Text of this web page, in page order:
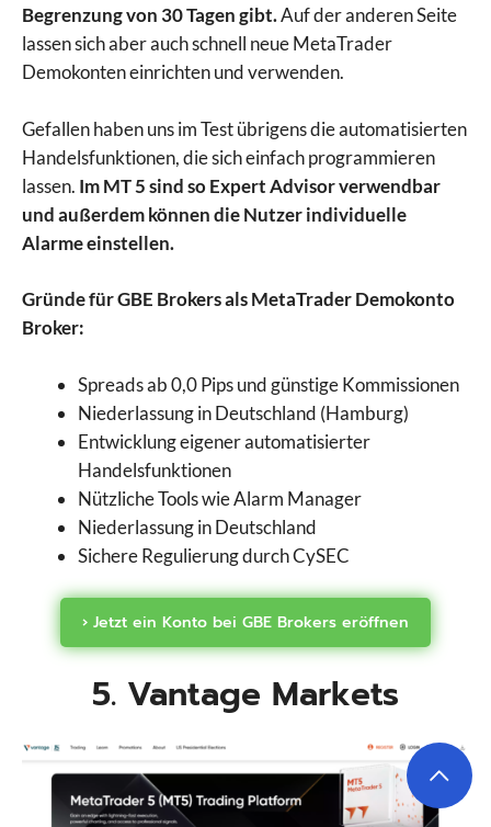
Begrenzung von 30 Tagen gibt.Auf der anderen Seite
lassen sich aber auch schnell neue MetaTrader
Demokonten einrichten und verwenden.
Gefallen haben uns im Test übrigens die automatisierten
Handelsfunktionen, die sich einfach programmieren
lassen. Im MT 5 sind so Expert Advisor verwendbar
und außerdem können die Nutzer individuelle
Alarme einstellen.
Gründe für GBE Brokers als MetaTrader Demokonto
Broker:
Spreads ab 0,0 Pips und günstige Kommissionen
Niederlassung in Deutschland (Hamburg)
Entwicklung eigener automatisierter
Handelsfunktionen
Nützliche Tools wie Alarm Manager
Niederlassung in Deutschland
Sichere Regulierung durch CySEC
› Jetzt ein Konto bei GBE Brokers eröffnen
5. Vantage Markets